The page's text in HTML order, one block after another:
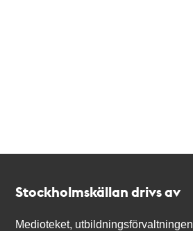
Stockholmskällan drivs av
Medioteket, utbildningsförvaltningen